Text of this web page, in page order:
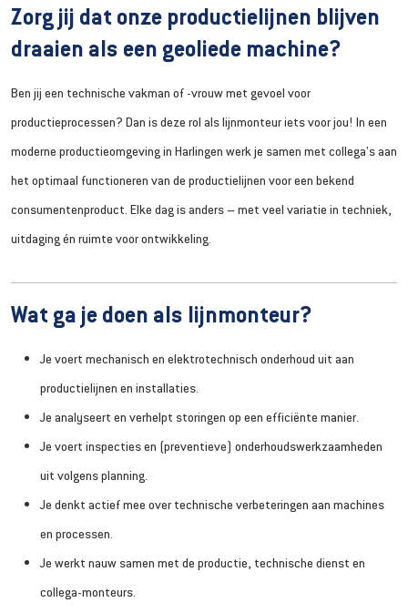
Zorg jij dat onze productielijnen blijven
draaien als een geoliede machine?
Ben jij een technische vakman of -vrouw met gevoel voor
productieprocessen? Dan is deze rol als lijnmonteur iets voor jou! In een
moderne productieomgeving in Harlingen werk je samen met collega’s aan
het optimaal functioneren van de productielijnen voor een bekend
consumentenproduct. Elke dag is anders – met veel variatie in techniek,
uitdaging én ruimte voor ontwikkeling.
Wat ga je doen als lijnmonteur?
Je voert mechanisch en elektrotechnisch onderhoud uit aan
productielijnen en installaties.
Je analyseert en verhelpt storingen op een efficiënte manier.
Je voert inspecties en (preventieve) onderhoudswerkzaamheden
uit volgens planning.
Je denkt actief mee over technische verbeteringen aan machines
en processen.
Je werkt nauw samen met de productie, technische dienst en
collega-monteurs.